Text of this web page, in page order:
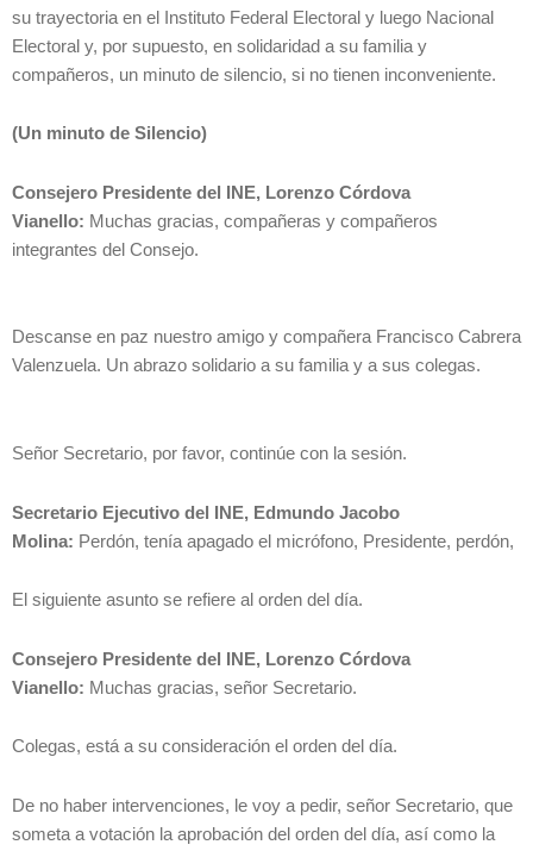
su trayectoria en el Instituto Federal Electoral y luego Nacional
Electoral y, por supuesto, en solidaridad a su familia y
compañeros, un minuto de silencio, si no tienen inconveniente.
(Un minuto de Silencio)
Consejero Presidente del INE, Lorenzo Córdova
Vianello: Muchas gracias, compañeras y compañeros
integrantes del Consejo.
Descanse en paz nuestro amigo y compañera Francisco Cabrera
Valenzuela. Un abrazo solidario a su familia y a sus colegas.
Señor Secretario, por favor, continúe con la sesión.
Secretario Ejecutivo del INE, Edmundo Jacobo
Molina: Perdón, tenía apagado el micrófono, Presidente, perdón,
El siguiente asunto se refiere al orden del día.
Consejero Presidente del INE, Lorenzo Córdova
Vianello: Muchas gracias, señor Secretario.
Colegas, está a su consideración el orden del día.
De no haber intervenciones, le voy a pedir, señor Secretario, que
someta a votación la aprobación del orden del día, así como la